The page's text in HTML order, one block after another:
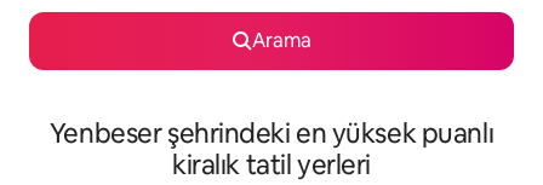
Arama
Yenbeser şehrindeki en yüksek puanlı
kiralık tatil yerleri